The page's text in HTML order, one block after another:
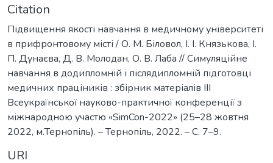
Citation
Підвищення якості навчання в медичному університеті
в прифронтовому місті / О. М. Біловол, І. І. Князькова, І.
П. Дунаєва, Д. В. Молодан, О. В. Лаба // Симуляційне
навчання в додипломній і післядипломній підготовці
медичних праціників : збірник матеріалів ІІІ
Всеукраїнської науково-практичної конференції з
міжнародною участю «SimCon-2022» (25–28 жовтня
2022, м.Тернопіль). – Тернопіль, 2022. – С. 7–9.
URI